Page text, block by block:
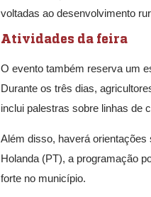
voltadas ao desenvolvimento
Atividades da feira
O evento também reserva um
Durante os três dias,
inclui palestras sobre linhas de
Além disso, haverá orientações
Holanda (PT), a programação
forte no município.